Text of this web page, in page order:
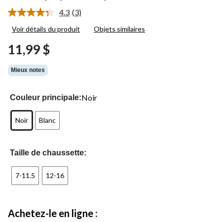
4.3 Lire
3
(3)
Voir détails du produit Objets similaires
11,99 $
Mieux notes
Couleur principale:Noir
Noir Blanc
Taille de chaussette:
7-11.5 12-16
Achetez-le en ligne :